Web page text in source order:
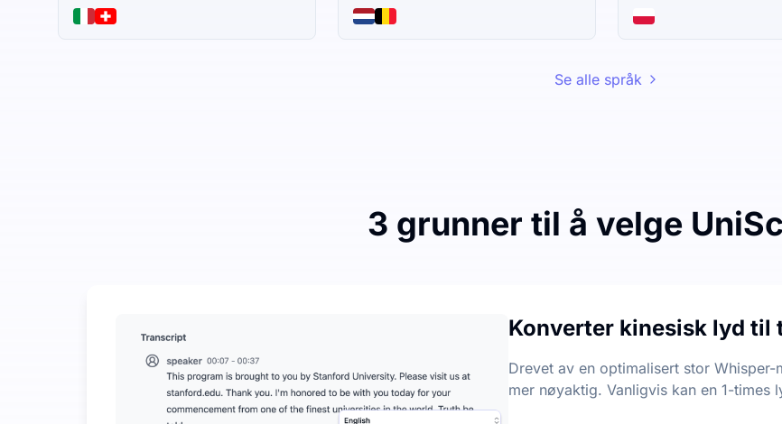
Se alle språk
3 grunner til å velge
UniScribe tilbyr 120 minutter med gratis transkripsjon hver måned, med en daglig grense på 3 filer.
Flere AI-funksjoner tilgjengelig utover lyd-til-tekst
Generer automatisk sammendrag, tankekart og nøkkelpunkter fra lyd- og videofiler, slik at du raskt
Konverter kinesisk lyd til
Drevet av en optimalisert stor
mer nøyaktig. Vanligvis kan en 1-times